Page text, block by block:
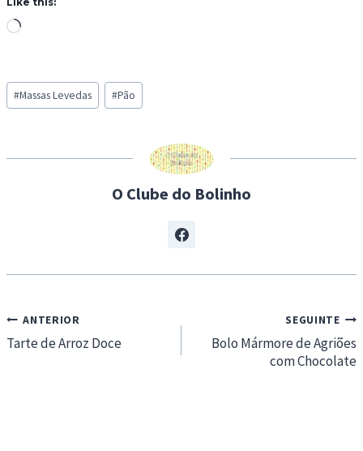
L
d
g
Post
Tags:
#Massas Levedas #Pão
O Clube do Bolinho
Navegação
de
ANTERIOR
Tarte de Arroz Doce
SEGUINTE
Bolo Mármore de Agriões
com Chocolate